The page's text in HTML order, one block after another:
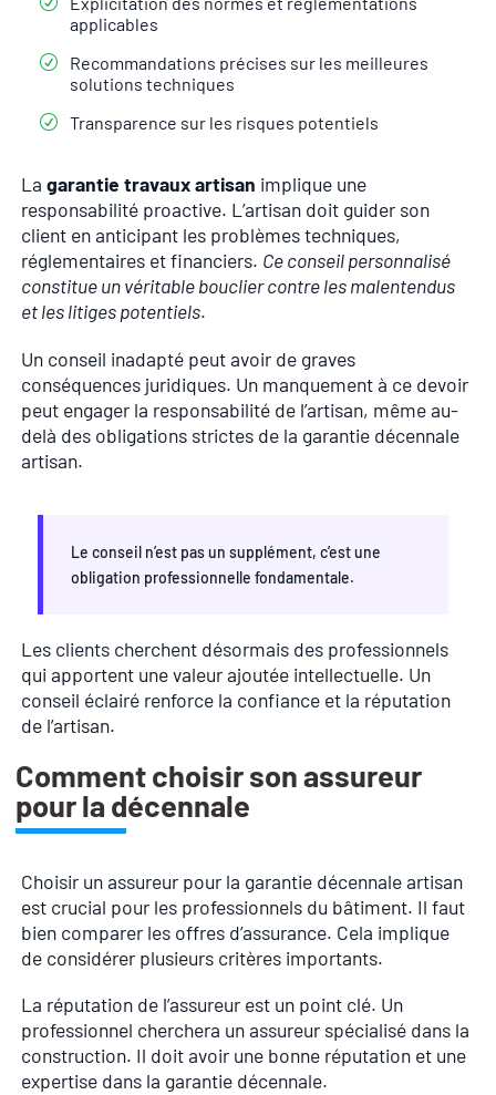
applicables
Recommandations précises sur les meilleures
solutions techniques
Transparence sur les risques potentiels
La garantie travaux artisan implique une
responsabilité proactive. L’artisan doit guider son
client en anticipant les problèmes techniques,
réglementaires et financiers. Ce conseil personnalisé
constitue un véritable bouclier contre les malentendus
et les litiges potentiels.
Un conseil inadapté peut avoir de graves
conséquences juridiques. Un manquement à ce devoir
peut engager la responsabilité de l’artisan, même au-
delà des obligations strictes de la garantie décennale
artisan.
Le conseil n’est pas un supplément, c’est une
obligation professionnelle fondamentale.
Les clients cherchent désormais des professionnels
qui apportent une valeur ajoutée intellectuelle. Un
conseil éclairé renforce la confiance et la réputation
de l’artisan.
Comment choisir son assureur
pour la décennale
Choisir un assureur pour la garantie décennale artisan
est crucial pour les professionnels du bâtiment. Il faut
bien comparer les offres d’assurance. Cela implique
de considérer plusieurs critères importants.
La réputation de l’assureur est un point clé. Un
professionnel cherchera un assureur spécialisé dans la
construction. Il doit avoir une bonne réputation et une
expertise dans la garantie décennale.